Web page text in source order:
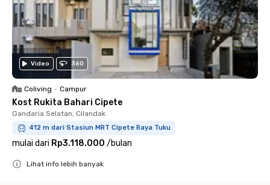
Video 360
Coliving • Campur
Kost Rukita Bahari Cipete
Gandaria Selatan, Cilandak
412 m dari Stasiun MRT Cipete Raya Tuku
mulai dari Rp3.118.000 /bulan
Lihat info lebih banyak